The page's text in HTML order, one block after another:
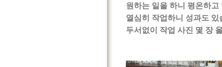
원하는 일을 하니 평온하고
열심히 작업하니 성과도 있
두서없이 작업 사진 몇 장